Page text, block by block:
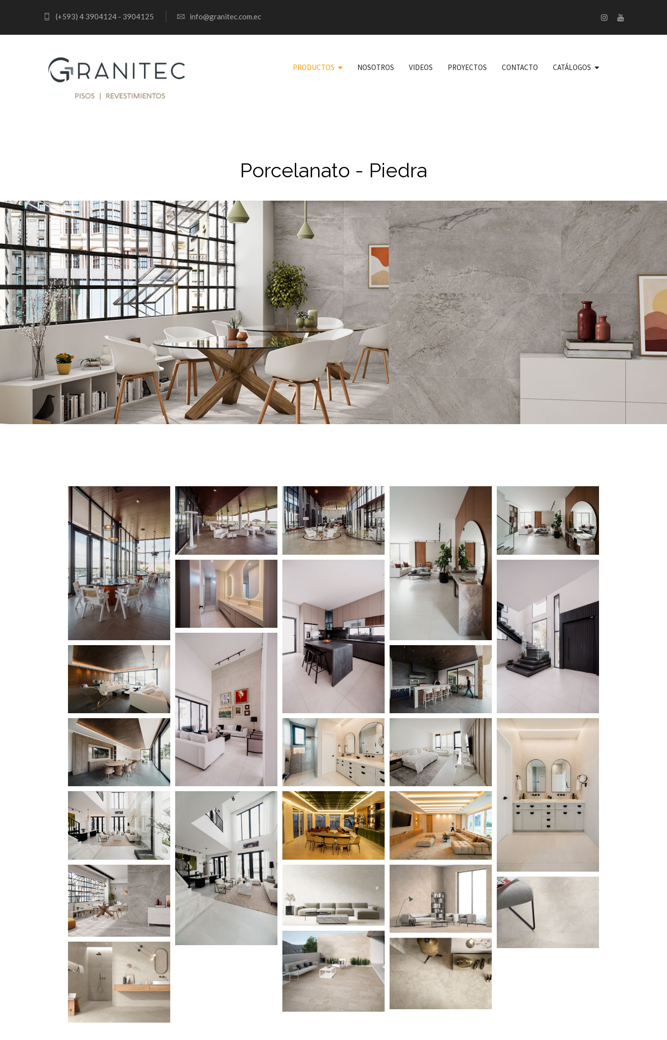
(+593) 4 3904124 - 3904125 info@granitec.com.ec
PRODUCTOS NOSOTROS VIDEOS PROYECTOS CONTACTO CATÁLOGOS
Porcelanato - Piedra